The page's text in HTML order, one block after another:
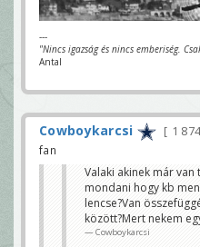
---
"Nincs igazság és nincs emberiség.
Antal
Cowboykarcsi 1
fan
Valaki akinek már
mondani hogy kb
lencse?Van
között?Mert nekem
Cowboykarcsi